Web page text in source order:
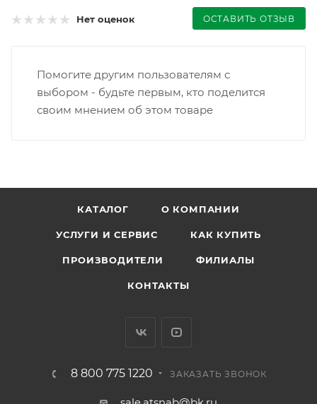
Нет оценок ОСТАВИТЬ ОТЗЫВ
Помогите другим пользователям с
выбором - будьте первым, кто поделится
своим мнением об этом товаре
КАТАЛОГ О КОМПАНИИ
УСЛУГИ И СЕРВИС КАК КУПИТЬ
ПРОИЗВОДИТЕЛИ ФИЛИАЛЫ
КОНТАКТЫ
8 800 775 1220 ЗАКАЗАТЬ ЗВОНОК